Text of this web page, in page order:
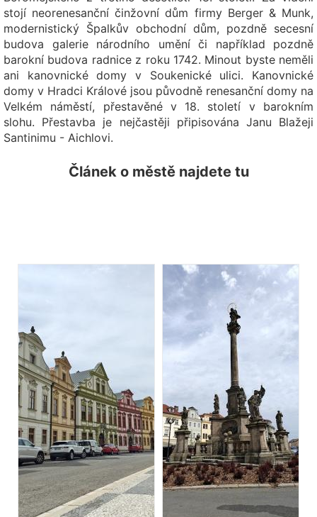
stojí neorenesanční činžovní dům firmy Berger & Munk,
modernistický Špalkův obchodní dům, pozdně secesní
budova galerie národního umění či například pozdně
barokní budova radnice z roku 1742. Minout byste neměli
ani kanovnické domy v Soukenické ulici. Kanovnické
domy v Hradci Králové jsou původně renesanční domy na
Velkém náměstí, přestavěné v 18. století v barokním
slohu. Přestavba je nejčastěji připisována Janu Blažeji
Santinimu - Aichlovi.
Článek o městě najdete tu